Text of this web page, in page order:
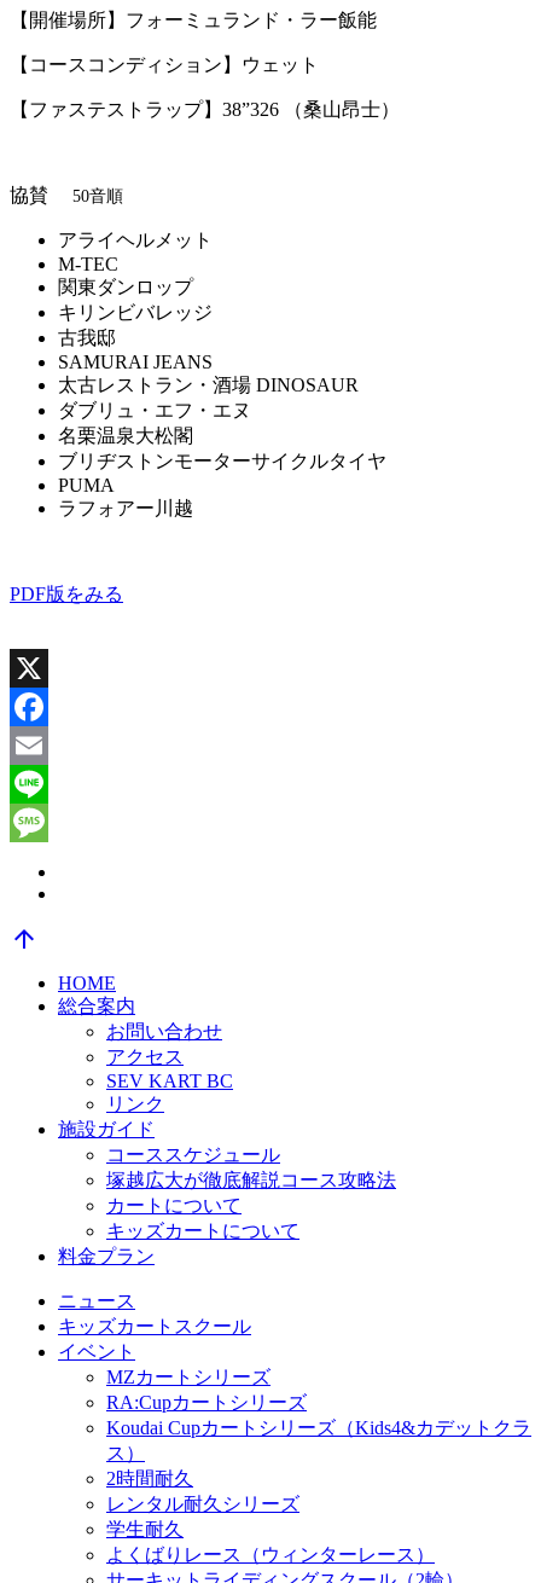
【開催場所】フォーミュランド・ラー飯能
【コースコンディション】ウェット
【ファステストラップ】38”326 （桑山昂士）
協賛 50音順
アライヘルメット
M-TEC
関東ダンロップ
キリンビバレッジ
古我邸
SAMURAI JEANS
太古レストラン・酒場 DINOSAUR
ダブリュ・エフ・エヌ
名栗温泉大松閣
ブリヂストンモーターサイクルタイヤ
PUMA
ラフォアー川越
PDF版をみる
X
Facebook
Email
Line
arrow_upward
HOME
総合案内
お問い合わせ
アクセス
SEV KART BC
リンク
施設ガイド
コーススケジュール
塚越広大が徹底解説コース攻略法
カートについて
キッズカートについて
料金プラン
ニュース
キッズカートスクール
イベント
MZカートシリーズ
RA:Cupカートシリーズ
Koudai Cupカートシリーズ（Kids4&カデットクラ
ス）
2時間耐久
レンタル耐久シリーズ
学生耐久
よくばりレース（ウィンターレース）